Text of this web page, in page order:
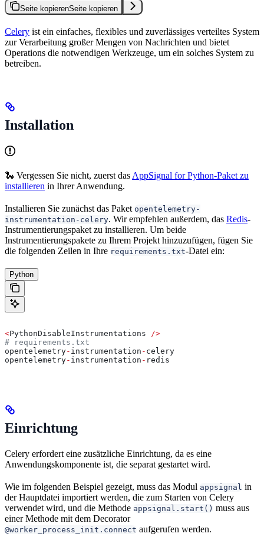
Seite kopierenSeite kopieren
Celery ist ein einfaches, flexibles und zuverlässiges verteiltes System
zur Verarbeitung großer Mengen von Nachrichten und bietet
Operations die notwendigen Werkzeuge, um ein solches System zu
betreiben.
Installation
🐍 Vergessen Sie nicht, zuerst das AppSignal for Python-Paket zu
installieren in Ihrer Anwendung.
Installieren Sie zunächst das Paket opentelemetry-
instrumentation-celery. Wir empfehlen außerdem, das Redis-
Instrumentierungspaket zu installieren. Um beide
Instrumentierungspakete zu Ihrem Projekt hinzuzufügen, fügen Sie
die folgenden Zeilen in Ihre requirements.txt-Datei ein:
Python
<PythonDisableInstrumentations
/>
# requirements.txt
opentelemetry- instrumentation - celery
opentelemetry- instrumentation - redis
Einrichtung
Celery erfordert eine zusätzliche Einrichtung, da es eine
Anwendungskomponente ist, die separat gestartet wird.
Wie im folgenden Beispiel gezeigt, muss das Modul appsignal in
der Hauptdatei importiert werden, die zum Starten von Celery
verwendet wird, und die Methode appsignal.start() muss aus
einer Methode mit dem Decorator
@worker_process_init.connect aufgerufen werden.